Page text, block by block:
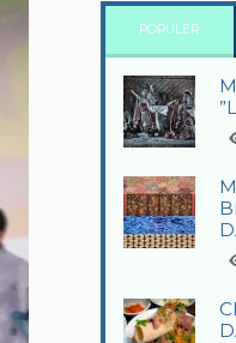
POPULER